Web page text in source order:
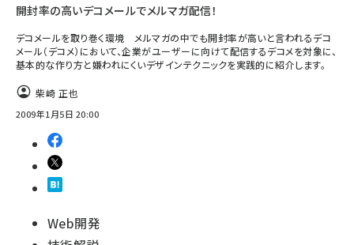
開封率の高いデコメールでメルマガ配信！
デコメールを取り巻く環境 メルマガの中でも開封率が高いと言われるデコ
メール（デコメ）において、企業がユーザーに向けて配信するデコメを対象に、
基本的な作り方と嫌われにくいデザインテクニックを実践的に紹介します。
柴崎 正也
2009年1月5日 20:00
Web開発